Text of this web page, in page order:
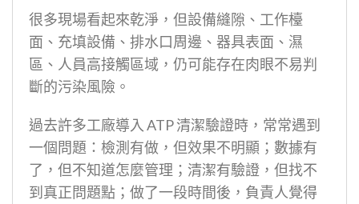
很多現場看起來乾淨，但設備縫隙、工作檯
面、充填設備、排水口周邊、器具表面、濕
區、人員高接觸區域，仍可能存在肉眼不易判
斷的污染風險。
過去許多工廠導入 ATP 清潔驗證時，常常遇到
一個問題：檢測有做，但效果不明顯；數據有
了，但不知道怎麼管理；清潔有驗證，但找不
到真正問題點；做了一段時間後，負責人覺得